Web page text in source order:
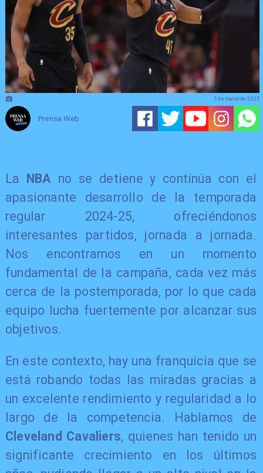
Prensa Web
5 de marzo de 2025
La NBA no se detiene y continúa con el
apasionante desarrollo de la temporada
regular 2024-25, ofreciéndonos
interesantes partidos, jornada a jornada.
Nos encontramos en un momento
fundamental de la campaña, cada vez más
cerca de la postemporada, por lo que cada
equipo lucha fuertemente por alcanzar sus
objetivos.
En este contexto, hay una franquicia que se
está robando todas las miradas gracias a
un excelente rendimiento y regularidad a lo
largo de la competencia. Hablamos de
Cleveland Cavaliers, quienes han tenido un
significante crecimiento en los últimos